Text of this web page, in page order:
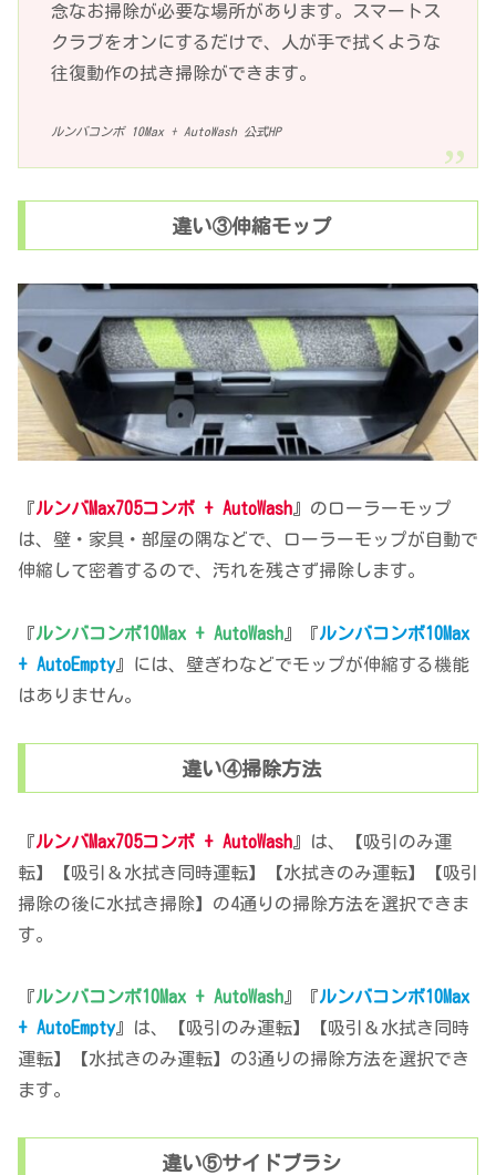
念なお掃除が必要な場所があります。スマートス
クラブをオンにするだけで、人が手で拭くような
往復動作の拭き掃除ができます。
ルンバコンボ 10Max + AutoWash 公式HP
違い③伸縮モップ
『ルンバMax705コンボ + AutoWash』のローラーモップ
は、壁・家具・部屋の隅などで、ローラーモップが自動で
伸縮して密着するので、汚れを残さず掃除します。
『ルンバコンボ10Max + AutoWash 』『ルンバコンボ10Max
+ AutoEmpty』には、壁ぎわなどでモップが伸縮する機能
はありません。
違い④掃除方法
『ルンバMax705コンボ + AutoWash 』は、【吸引のみ運
転】【吸引＆水拭き同時運転】【水拭きのみ運転】【吸引
掃除の後に水拭き掃除】の4通りの掃除方法を選択できま
す。
『ルンバコンボ10Max + AutoWash』『ルンバコンボ10Max
+ AutoEmpty』は、【吸引のみ運転】【吸引＆水拭き同時
運転】【水拭きのみ運転】の3通りの掃除方法を選択でき
ます。
違い⑤サイドブラシ